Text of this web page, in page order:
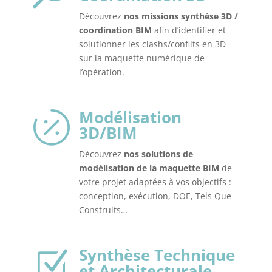
Découvrez nos missions synthèse 3D /
coordination BIM afin d’identifier et
solutionner les clashs/conflits en 3D
sur la maquette numérique de
l’opération.
 Modélisation
3D/BIM
Découvrez nos solutions de
modélisation de la maquette BIM de
votre projet adaptées à vos objectifs :
conception, exécution, DOE, Tels Que
Construits…
Synthèse Technique